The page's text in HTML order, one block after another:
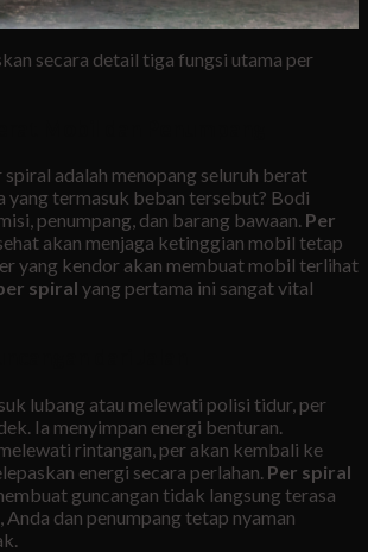
secara detail tiga fungsi utama per
spiral adalah menopang seluruh berat
yang termasuk beban tersebut? Bodi
penumpang, dan barang bawaan. Per
akan menjaga ketinggian mobil tetap
yang kendor akan membuat mobil terlihat
spiral yang pertama ini sangat vital
lubang atau melewati polisi tidur, per
Ia menyimpan energi benturan.
rintangan, per akan kembali ke
energi secara perlahan. Per spiral
guncangan tidak langsung terasa
dan penumpang tetap nyaman